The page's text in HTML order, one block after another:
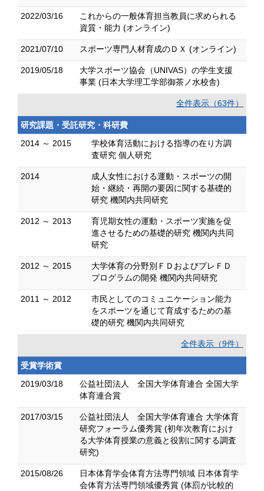
2022/03/16
これからの一般体育担当教員に求められる
資質・能力 (オンライン)
2021/07/10 スポーツ専門人材育成のＤＸ (オンライン)
2019/05/18
大学スポーツ協会（UNIVAS）の学生支援
事業 (日本大学理工学部御茶ノ水校舎)
全件表示（63件）
研究課題・受託研究・科研費
2014 ～ 2015
学校体育活動における指導の在り方調
査研究 個人研究
2014
成人女性における運動・スポーツの開
始・継続・再開の要因に関する基礎的
研究 機関内共同研究
2012 ～ 2013
育児期女性の運動・スポーツ実施を促
進させるための基礎的研究 機関内共同
研究
2012 ～ 2015
大学体育の分野別ＦＤおよびプレＦＤ
プログラムの開発 機関内共同研究
2011 ～ 2012
市民としてのコミュニケーション能力
をスポーツを通じて育成するための基
礎的研究 機関内共同研究
全件表示（9件）
受賞学術賞
2019/03/18
公益社団法人 全国大学体育連合 全国大学
体育連合賞
2017/03/15
公益社団法人 全国大学体育連合 大学体育
研究フォーラム優秀賞 (初年次教育におけ
る大学体育授業の意義と役割に関する調査
研究)
2015/08/26
日本体育学会体育方法専門領域 日本体育学
会体育方法専門領域優秀賞 (体罰が比較的